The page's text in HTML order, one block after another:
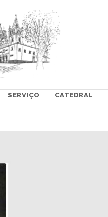
SERVIÇO CATEDRAL